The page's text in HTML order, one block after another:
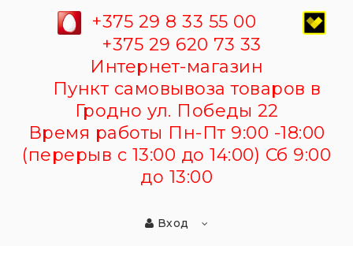
+375 29 8 33 55 00
+375 29 620 73 33
Интернет-магазин
Пункт самовывоза товаров в
Гродно ул. Победы 22
Время работы Пн-Пт 9:00 -18:00
(перерыв с 13:00 до 14:00) Сб 9:00
до 13:00
Вход